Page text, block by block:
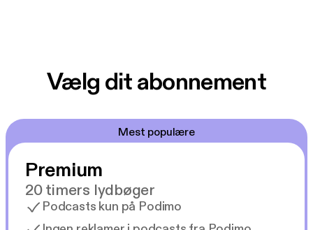
Vælg dit abonnement
Mest populære
Premium
20 timers lydbøger
Podcasts kun på Podimo